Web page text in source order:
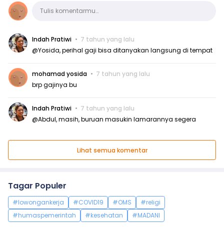
KomentarTulis komentarmu…
Indah Pratiwi
7 tahun yang lalu
@Yosida, perihal gaji bisa ditanyakan langsung di tempat
mohamad yosida
7 tahun yang lalu
brp gajinya bu
Indah Pratiwi
7 tahun yang lalu
@Abdul, masih, buruan masukin lamarannya segera
Lihat semua komentar
Tagar Populer
#lowongankerja #COVID19 #OMS
#religi
#humaspemerintah
#kesehatan #MADANI